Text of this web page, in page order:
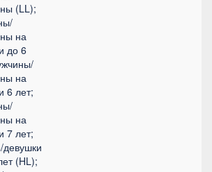
(LL);
на
до 6
на
6 лет;
на
7 лет;
(HL);